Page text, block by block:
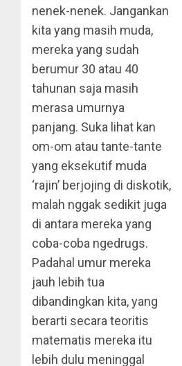
nenek-nenek. Jangankan
kita yang masih muda,
mereka yang sudah
berumur 30 atau 40
tahunan saja masih
merasa umurnya
panjang. Suka lihat kan
om-om atau tante-tante
yang eksekutif muda
‘rajin’ berjojing di diskotik,
malah nggak sedikit juga
di antara mereka yang
coba-coba ngedrugs.
Padahal umur mereka
jauh lebih tua
dibandingkan kita, yang
berarti secara teoritis
matematis mereka itu
lebih dulu meninggal